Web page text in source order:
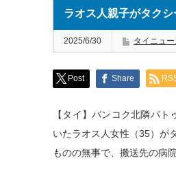
ラオス人親子がタク
2025/6/30 タイニュー
Post Share
【タイ】バンコク北隣パ
いたラオス人女性（35）が
ものの無事で、搬送先の病